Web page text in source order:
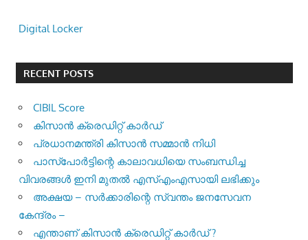
Digital Locker
RECENT POSTS
CIBIL Score
കിസാന്‍ ക്രെ‍ഡിറ്റ് കാര്‍ഡ്
പ്രധാനമന്ത്രി കിസാന്‍ സമ്മാന്‍ നിധി
പാസ്‌പോര്‍ട്ടിന്റെ കാലാവധിയെ സംബന്ധിച്ച
വിവരങ്ങള്‍ ഇനി മുതല്‍ എസ്എംഎസായി ലഭിക്കും
അക്ഷയ – സർക്കാരിന്റെ സ്വന്തം ജനസേവന
കേന്ദ്രം –
എന്താണ് കിസാൻ ക്രെഡിറ്റ് കാർഡ് ?